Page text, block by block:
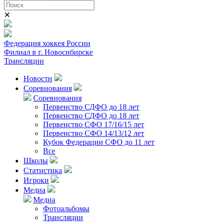
✕
Федерация хоккея России
Филиал в г. Новосибирске
Трансляции
Новости
Соревнования
Соревнования
Первенство СДФО до 18 лет
Первенство СДФО до 18 лет
Первенство СФО 17/16/15 лет
Первенство СФО 14/13/12 лет
Кубок Федерации СФО до 11 лет
Все
Школы
Статистика
Игроки
Медиа
Медиа
Фотоальбомы
Трансляции